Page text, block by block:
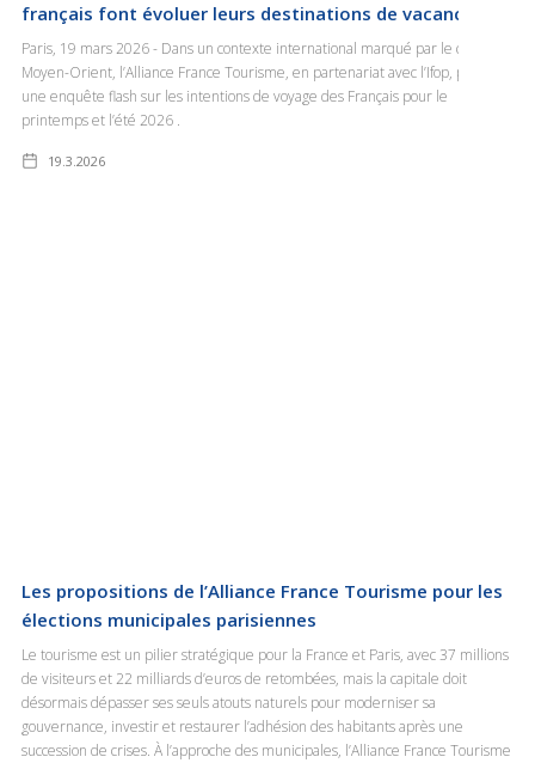
français font évoluer leurs destinations de vacances
Paris, 19 mars 2026 - Dans un contexte international marqué par le conflit au
Moyen-Orient, l’Alliance France Tourisme, en partenariat avec l’Ifop, publie
une enquête flash sur les intentions de voyage des Français pour le
printemps et l’été 2026 .
19.3.2026
Les propositions de l’Alliance France Tourisme pour les
élections municipales parisiennes
Le tourisme est un pilier stratégique pour la France et Paris, avec 37 millions
de visiteurs et 22 milliards d’euros de retombées, mais la capitale doit
désormais dépasser ses seuls atouts naturels pour moderniser sa
gouvernance, investir et restaurer l’adhésion des habitants après une
succession de crises. À l’approche des municipales, l’Alliance France Tourisme